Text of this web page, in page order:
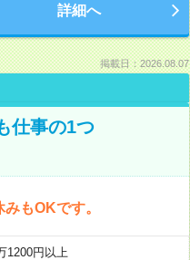
詳細へ
掲載日：2026.08.07
仕事の1つ
もOKです。
円以上